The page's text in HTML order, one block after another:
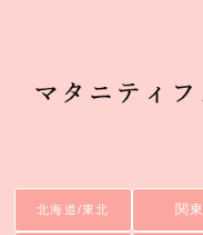
北海道/東北 関東